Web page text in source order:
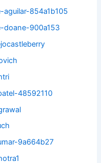
854a1b105
doane-900a153
48592110
9a664b27